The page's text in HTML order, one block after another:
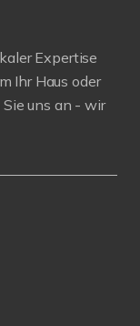
Expertise
Ihr Haus oder
uns an - wir